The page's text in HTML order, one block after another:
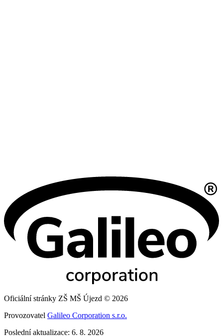
Oficiální stránky ZŠ MŠ Újezd © 2026
Provozovatel Galileo Corporation s.r.o.
Poslední aktualizace: 6. 8. 2026